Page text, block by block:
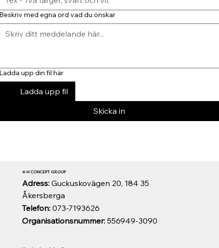
med egna ord vad du önskar
upp din fil här
Ladda upp fil
Skicka in
Organisationsnummer:556949-3090
Telefon:073-7193626
Adress: Guckuskovägen 20, 184 35
Åkersberga
4-H CONCEPT GROUP